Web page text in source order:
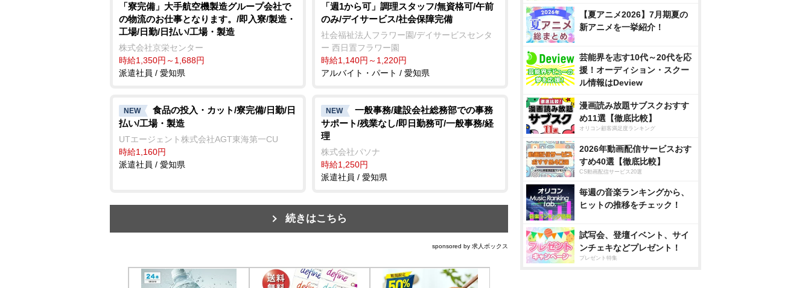
「寮完備」大手航空機製造グループ会社で
の物流のお仕事となります。/即入寮/製造・
工場/日勤/日払い/工場・製造
株式会社京栄センター
時給1,350円～1,688円
派遣社員 / 愛知県
「週1から可」調理スタッフ/無資格可/午前
のみ/デイサービス/社会保障完備
社会福祉法人フラワー園/デイサービスセンタ
ー 西日置フラワー園
時給1,140円～1,220円
アルバイト・パート / 愛知県
NEW
食品の投入・カット/寮完備/日勤/日
払い/工場・製造
UTエージェント株式会社AGT東海第一CU
時給1,160円
派遣社員 / 愛知県
NEW
一般事務/建設会社総務部での事務
サポート/残業なし/即日勤務可/一般事務/経
理
株式会社パソナ
時給1,250円
派遣社員 / 愛知県
続きはこちら
sponsored by 求人ボックス
【夏アニメ2026】7月期夏の
新アニメを一挙紹介！
芸能界を志す10代～20代を応
援！オーディション・スクー
ル情報はDeview
漫画読み放題サブスクおすす
め11選【徹底比較】
オリコン顧客満足度ランキング
2026年動画配信サービスおす
すめ40選【徹底比較】
CS動画配信サービス20選
毎週の音楽ランキングから、
ヒットの推移をチェック！
試写会、登壇イベント、サイ
ンチェキなどプレゼント！
プレゼント特集